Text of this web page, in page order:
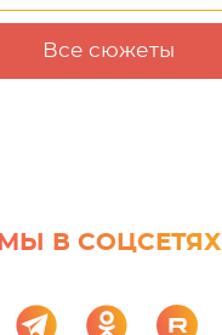
Все сюжеты
МЫ В СОЦСЕТЯХ